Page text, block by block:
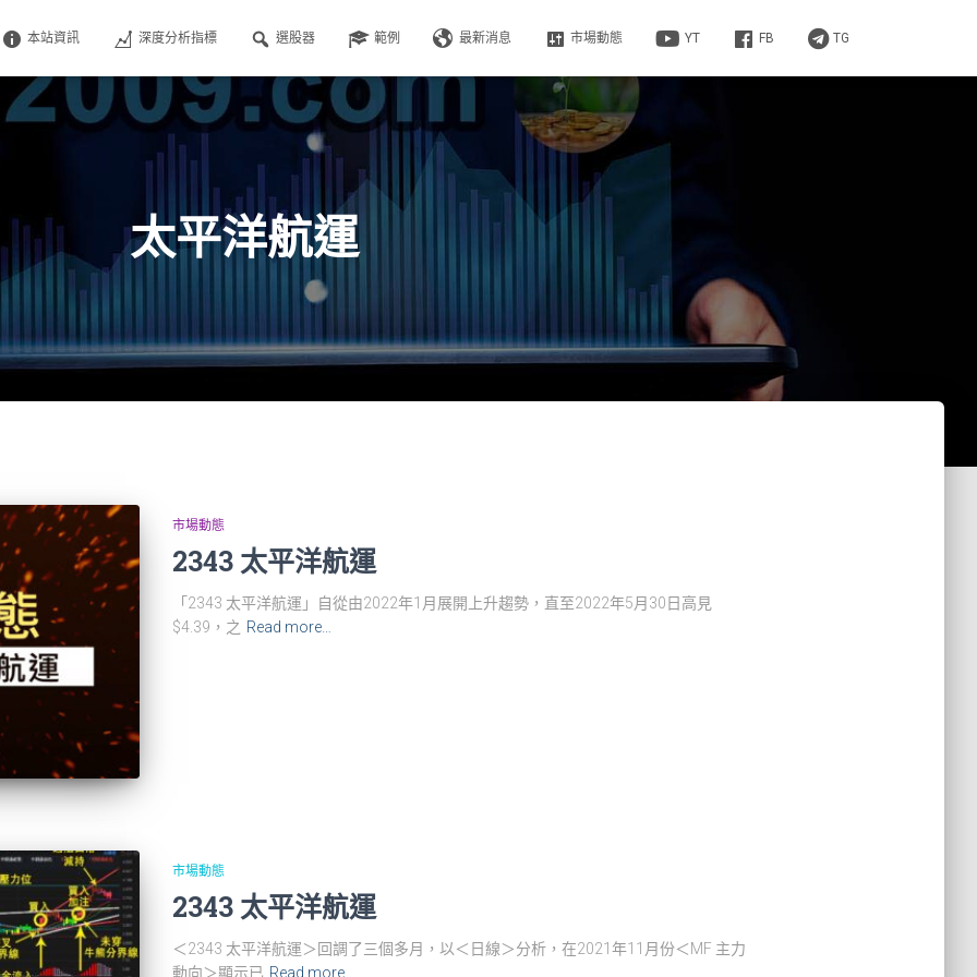
本站資訊 深度分析指標 選股器 範例 最新消息 市場動態 YT FB TG
太平洋航運
市場動態
2343 太平洋航運
「2343 太平洋航運」自從由2022年1月展開上升趨勢，直至2022年5月30日高見
$4.39，之 Read more…
市場動態
2343 太平洋航運
＜2343 太平洋航運＞回調了三個多月，以＜日線＞分析，在2021年11月份＜MF 主力
動向＞顯示已 Read more…